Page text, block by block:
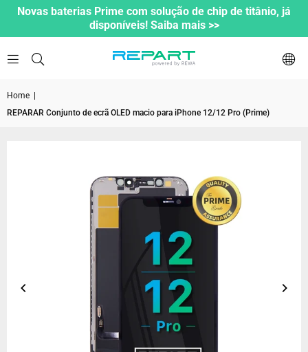
Novas baterias Prime com solução de chip de titânio, já
disponíveis! Saiba mais >>
Home
REPARAR Conjunto de ecrã OLED macio para iPhone 12/12 Pro (Prime)